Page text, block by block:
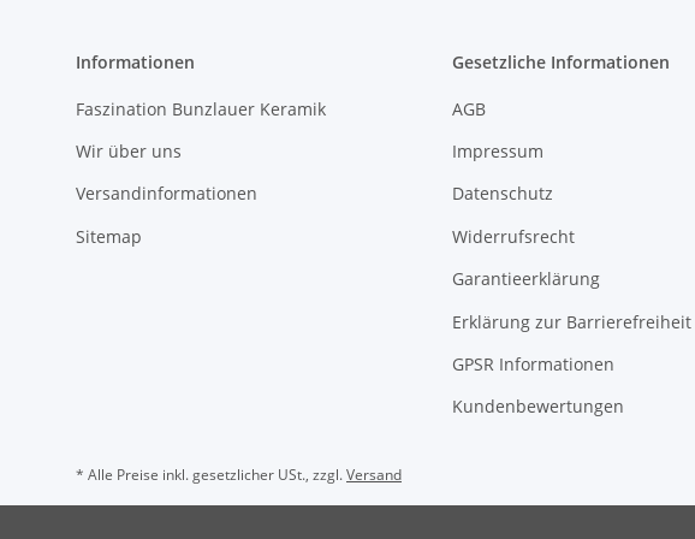
Informationen
Faszination Bunzlauer Keramik
Wir über uns
Versandinformationen
Sitemap
Gesetzliche Informationen
AGB
Impressum
Datenschutz
Widerrufsrecht
Garantieerklärung
Erklärung zur Barrierefreiheit
GPSR Informationen
Kundenbewertungen
* Alle Preise inkl. gesetzlicher USt., zzgl.Versand